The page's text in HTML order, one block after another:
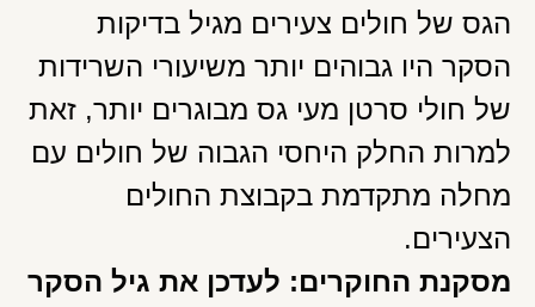
הגס של חולים צעירים מגיל בדיקות
הסקר היו גבוהים יותר משיעורי השרידות
של חולי סרטן מעי גס מבוגרים יותר, זאת
למרות החלק היחסי הגבוה של חולים עם
מחלה מתקדמת בקבוצת החולים
הצעירים.
מסקנת החוקרים: לעדכן את גיל הסקר